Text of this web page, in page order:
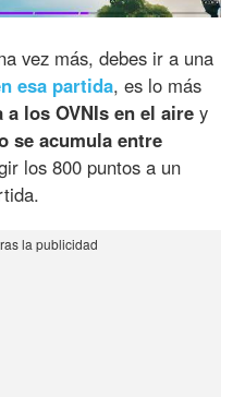
vez más, debes ir a una
esa partida, es lo más
a los OVNIs en el aire y
se acumula entre
los 800 puntos a un